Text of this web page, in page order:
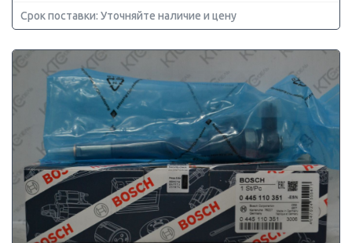
Срок поставки: Уточняйте наличие и цену